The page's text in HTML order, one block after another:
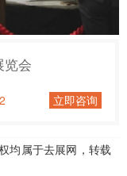
览会
立即咨询
均属于去展网，转载